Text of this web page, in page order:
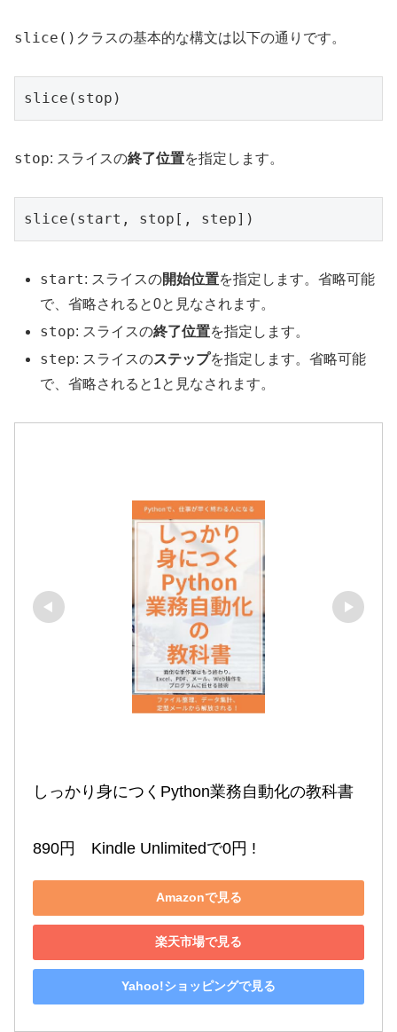
slice() クラスの基本的な構文は以下の通りです。
slice(stop)
stop: スライスの終了位置を指定します。
slice(start, stop[, step])
start: スライスの開始位置を指定します。省略可能
で、省略されると0と見なされます。
stop: スライスの終了位置を指定します。
step: スライスのステップを指定します。省略可能
で、省略されると1と見なされます。
しっかり身につくPython業務自動化の教科書
890円　Kindle Unlimitedで0円 !
Amazonで見る
楽天市場で見る
Yahoo!ショッピングで見る